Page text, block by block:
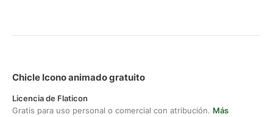
Chicle Icono animado gratuito
Licencia de Flaticon
Gratis para uso personal o comercial con atribución. Más